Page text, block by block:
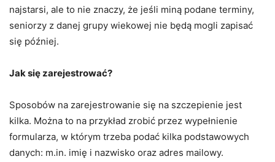
najstarsi, ale to nie znaczy, że jeśli miną podane terminy,
seniorzy z danej grupy wiekowej nie będą mogli zapisać
się później.
Jak się zarejestrować?
Sposobów na zarejestrowanie się na szczepienie jest
kilka. Można to na przykład zrobić przez wypełnienie
formularza, w którym trzeba podać kilka podstawowych
danych: m.in. imię i nazwisko oraz adres mailowy.